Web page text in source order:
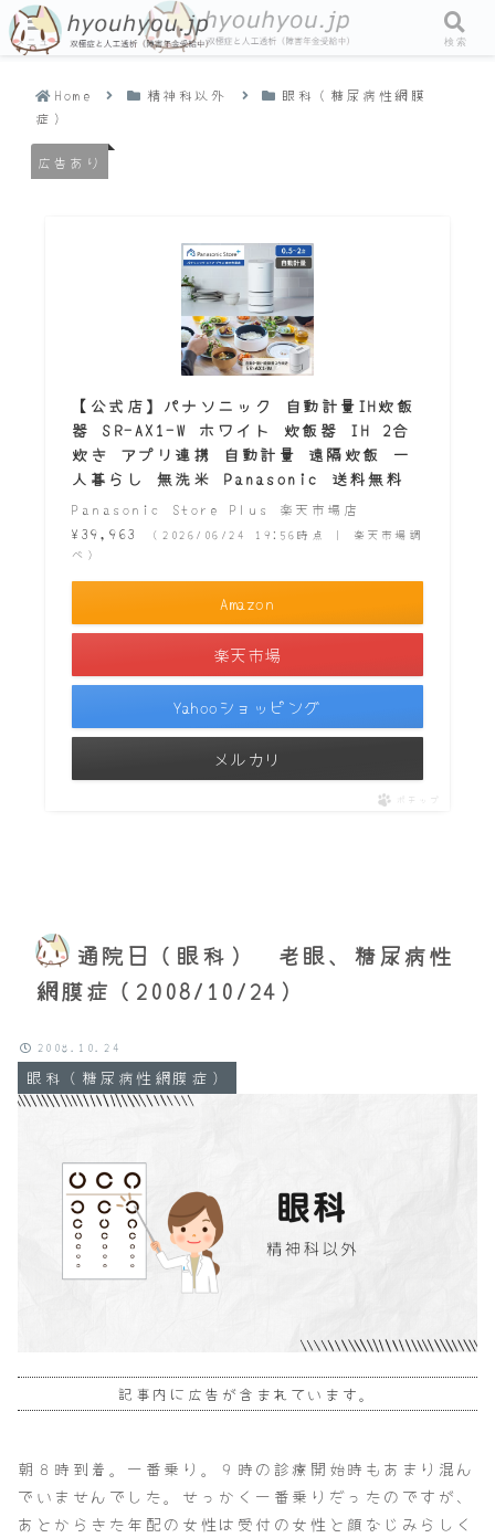
Home 精神科以外
眼科（糖尿病性網膜
症）
広告あり
通院日（眼科） 老眼、糖尿病性
網膜症（2008/10/24）
眼科（糖尿病性網膜症）
2008.10.24
記事内に広告が含まれています。
【公式店】パナソニック 自動計量IH炊飯
器 SR-AX1-W ホワイト 炊飯器 IH 2合
炊き アプリ連携 自動計量 遠隔炊飯 一
人暮らし 無洗米 Panasonic 送料無料
Panasonic Store Plus 楽天市場店
¥39,963
（2026/06/24 19:56時点 | 楽天市場調
べ）
Amazon
楽天市場
Yahooショッピング
メルカリ
ポチップ
朝８時到着。一番乗り。９時の診療開始時もあまり混ん
でいませんでした。せっかく一番乗りだったのですが、
あとからきた年配の女性は受付の女性と顔なじみらしく
メニュー 検索